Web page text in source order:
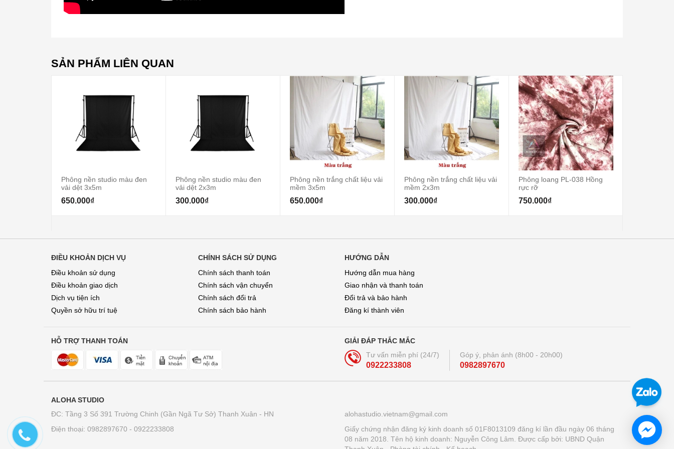
SẢN PHẨM LIÊN QUAN
Phông nền studio màu đen
vải dệt 3x5m
650.000₫
Phông nền studio màu đen
vải dệt 2x3m
300.000₫
Phông nền trắng chất liệu vải
mềm 3x5m
650.000₫
Phông nền trắng chất liệu vải
mềm 2x3m
300.000₫
Phông loang PL-038 Hồng
rực rỡ
750.000₫
ĐIỀU KHOẢN DỊCH VỤ
Điều khoản sử dụng
Điều khoản giao dịch
Dịch vụ tiện ích
Quyền sở hữu trí tuệ
CHÍNH SÁCH SỬ DỤNG
Chính sách thanh toán
Chính sách vận chuyển
Chính sách đổi trả
Chính sách bảo hành
HƯỚNG DẪN
Hướng dẫn mua hàng
Giao nhận và thanh toán
Đổi trả và bảo hành
Đăng kí thành viên
HỖ TRỢ THANH TOÁN
GIẢI ĐÁP THẮC MẮC
Tư vấn miễn phí (24/7)
0922233808
Góp ý, phản ánh (8h00 - 20h00)
0982897670
ALOHA STUDIO
ĐC: Tầng 3 Số 391 Trường Chinh (Gần Ngã Tư Sở) Thanh Xuân - HN
Điện thoại: 0982897670 - 0922233808
alohastudio.vietnam@gmail.com
Giấy chứng nhận đăng ký kinh doanh số 01F8013109 đăng kí lần đầu ngày 06 tháng
08 năm 2018. Tên hộ kinh doanh: Nguyễn Công Lâm. Được cấp bởi: UBND Quận